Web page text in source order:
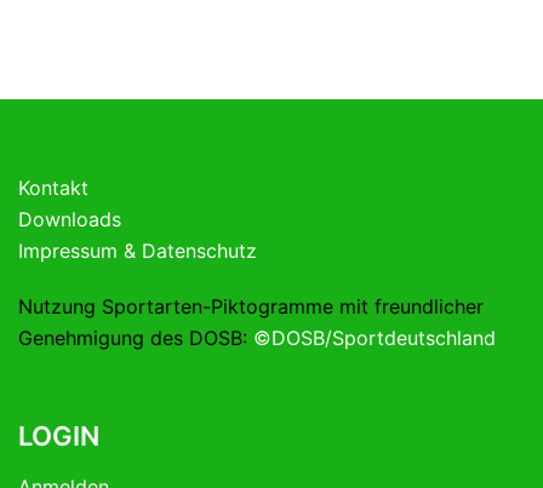
Kontakt
Downloads
Impressum & Datenschutz
Nutzung Sportarten-Piktogramme mit freundlicher
Genehmigung des DOSB: ©DOSB/Sportdeutschland
LOGIN